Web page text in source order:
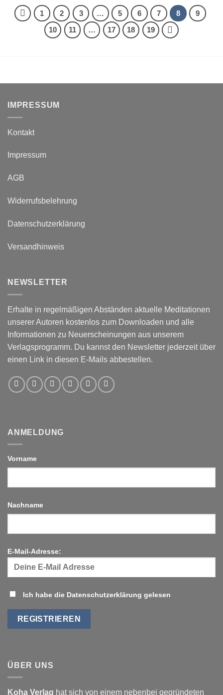
1 2 3 … 5 6 7 8
9
10
11 … 17 18 19
IMPRESSUM
Kontakt
Impressum
AGB
Widerrufsbelehrung
Datenschutzerklärung
Versandhinweis
NEWSLETTER
Erhalte in regelmäßigen Abständen aktuelle Meditationen
unserer Autoren kostenlos zum Downloaden und alle
Informationen zu Neuerscheinungen aus unserem
Verlagsprogramm. Du kannst den Newsletter jederzeit über
einen Link in diesen E-Mails abbestellen.
ANMELDUNG
Vorname
Nachname
E-Mail-Adresse:
Ich habe die Datenschutzerklärung gelesen
ÜBER UNS
Koha Verlag hat sich von einem nebenbei gegründeten